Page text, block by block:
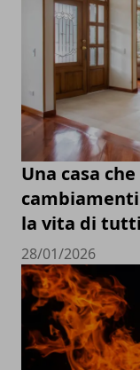
Una casa
la vita di
28/01/2026